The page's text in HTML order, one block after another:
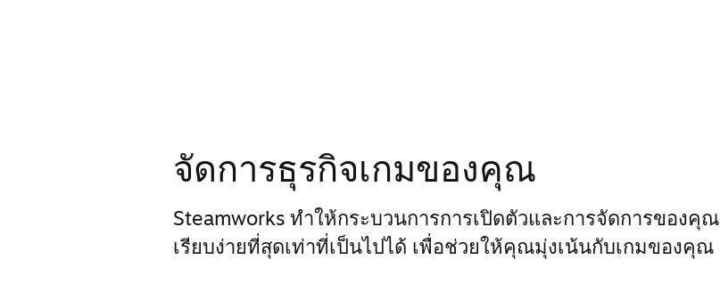
จัดการธุรกิจเกมของคุณ
Steamworks ทำให้กระบวนการการเปิดตัวและการจัดการของคุณ
เรียบง่ายที่สุดเท่าที่เป็นไปได้ เพื่อช่วยให้คุณมุ่งเน้นกับเกมของคุณ